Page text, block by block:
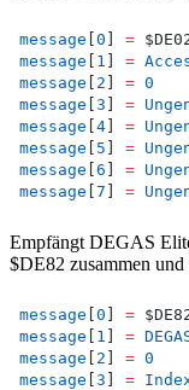
message 0 =
message
1 =
message
2 = 0
message 3 =
message 4 =
message
5 =
message 6 =
message 7 =
Empfängt DEGAS
$DE82 zusammen und
message 0 =
message
1 =
message
2 = 0
message 3 =